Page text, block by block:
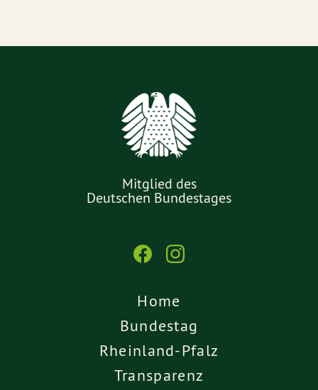
Mitglied des
Deutschen Bundestages
Home
Bundestag
Rheinland-Pfalz
Transparenz